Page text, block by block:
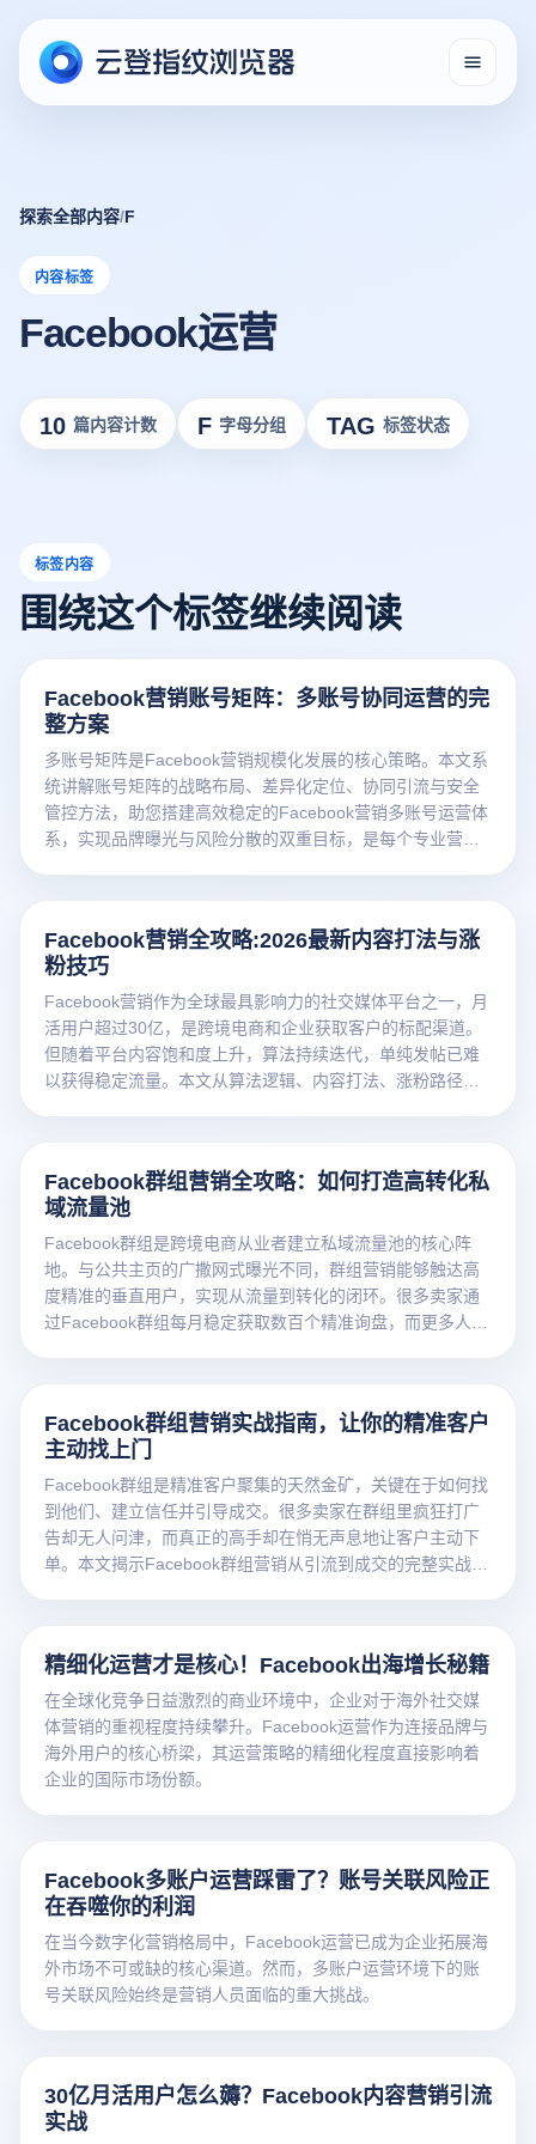
探索全部内容/F
内容标签
Facebook运营
10 篇内容计数 F 字母分组 TAG 标签状态
标签内容
围绕这个标签继续阅读
Facebook营销账号矩阵：多账号协同运营的完
整方案
多账号矩阵是Facebook营销规模化发展的核心策略。本文系
统讲解账号矩阵的战略布局、差异化定位、协同引流与安全
管控方法，助您搭建高效稳定的Facebook营销多账号运营体
系，实现品牌曝光与风险分散的双重目标，是每个专业营销
Facebook营销全攻略:2026最新内容打法与涨
粉技巧
Facebook营销作为全球最具影响力的社交媒体平台之一，月
活用户超过30亿，是跨境电商和企业获取客户的标配渠道。
但随着平台内容饱和度上升，算法持续迭代，单纯发帖已难
以获得稳定流量。本文从算法逻辑、内容打法、涨粉路径三
Facebook群组营销全攻略：如何打造高转化私
域流量池
Facebook群组是跨境电商从业者建立私域流量池的核心阵
地。与公共主页的广撒网式曝光不同，群组营销能够触达高
度精准的垂直用户，实现从流量到转化的闭环。很多卖家通
过Facebook群组每月稳定获取数百个精准询盘，而更多人还
Facebook群组营销实战指南，让你的精准客户
主动找上门
Facebook群组是精准客户聚集的天然金矿，关键在于如何找
到他们、建立信任并引导成交。很多卖家在群组里疯狂打广
告却无人问津，而真正的高手却在悄无声息地让客户主动下
单。本文揭示Facebook群组营销从引流到成交的完整实战路
精细化运营才是核心！Facebook出海增长秘籍
在全球化竞争日益激烈的商业环境中，企业对于海外社交媒
体营销的重视程度持续攀升。Facebook运营作为连接品牌与
海外用户的核心桥梁，其运营策略的精细化程度直接影响着
企业的国际市场份额。
Facebook多账户运营踩雷了？账号关联风险正
在吞噬你的利润
在当今数字化营销格局中，Facebook运营已成为企业拓展海
外市场不可或缺的核心渠道。然而，多账户运营环境下的账
号关联风险始终是营销人员面临的重大挑战。
30亿月活用户怎么薅？Facebook内容营销引流
实战